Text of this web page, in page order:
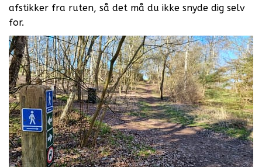
afstikker fra ruten, så det må du ikke snyde dig selv
for.